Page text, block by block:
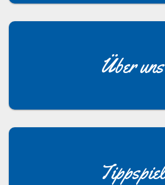
Über uns
Tippspiel